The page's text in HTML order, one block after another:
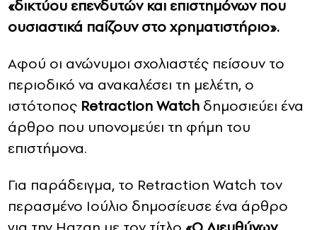
«δικτύου επενδυτών και επιστημόνων που
ουσιαστικά παίζουν στο χρηματιστήριο».
Αφού οι ανώνυμοι σχολιαστές πείσουν το
περιοδικό να ανακαλέσει τη μελέτη, ο
ιστότοπος Retraction Watch δημοσιεύει ένα
άρθρο που υπονομεύει τη φήμη του
επιστήμονα.
Για παράδειγμα, το Retraction Watch τον
περασμένο Ιούλιο δημοσίευσε ένα άρθρο